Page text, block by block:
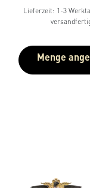
Lieferzeit: 1-3
Menge